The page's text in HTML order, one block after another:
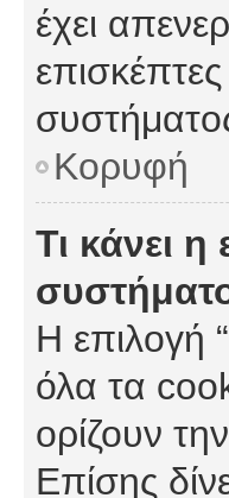
έχει
Κορυφή
Τι κάνει
Η επιλογή
όλα τα
ορίζουν
Επίσης